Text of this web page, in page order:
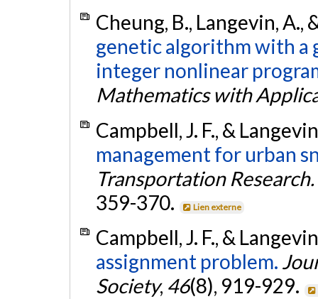
Cheung, B., Langevin,
genetic algorithm with a
integer nonlinear
Mathematics with
Campbell, J. F., &
management for urban
Transportation
359-370.
Lien externe
Campbell, J. F., &
assignment problem.
Society, 46(8), 919-929.